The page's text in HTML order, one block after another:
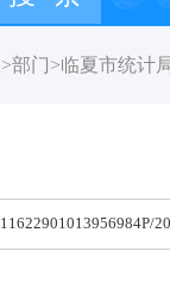
>部门>临夏市统计
11622901013956984P/